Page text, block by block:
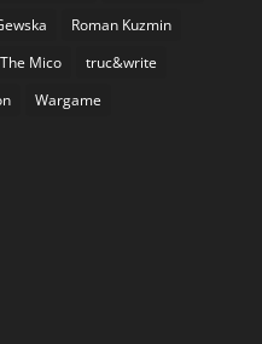
Roman Kuzmin
The Mico
truc&write
Wargame